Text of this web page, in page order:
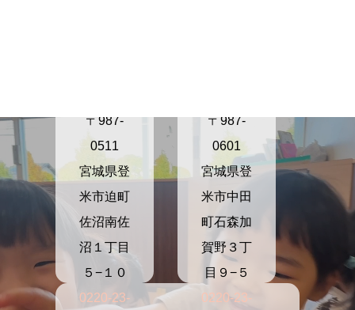
〒987-
0511
宮城県登
米市迫町
佐沼南佐
沼１丁目
５−１０
0220-23-
〒987-
0601
宮城県登
米市中田
町石森加
賀野３丁
目９−５
0220-23-